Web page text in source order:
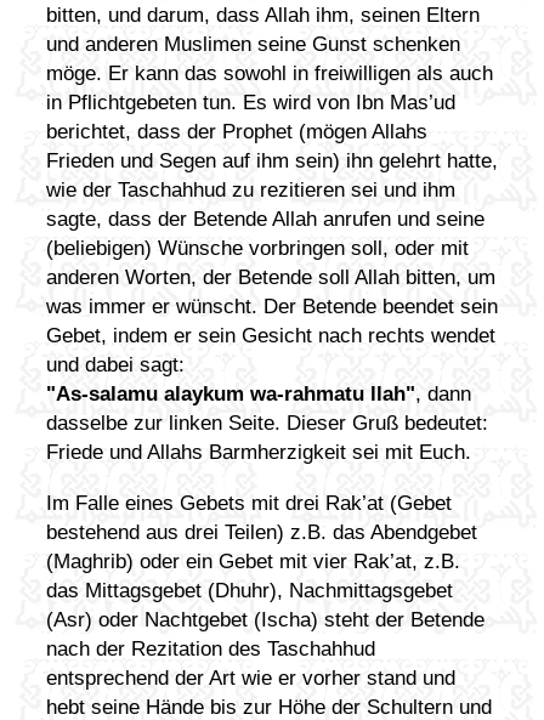
bitten, und darum, dass Allah ihm, seinen Eltern
und anderen Muslimen seine Gunst schenken
möge. Er kann das sowohl in freiwilligen als auch
in Pflichtgebeten tun. Es wird von Ibn Mas’ud
berichtet, dass der Prophet (mögen Allahs
Frieden und Segen auf ihm sein) ihn gelehrt hatte,
wie der Taschahhud zu rezitieren sei und ihm
sagte, dass der Betende Allah anrufen und seine
(beliebigen) Wünsche vorbringen soll, oder mit
anderen Worten, der Betende soll Allah bitten, um
was immer er wünscht. Der Betende beendet sein
Gebet, indem er sein Gesicht nach rechts wendet
und dabei sagt:
"As-salamu alaykum wa-rahmatu llah", dann
dasselbe zur linken Seite. Dieser Gruß bedeutet:
Friede und Allahs Barmherzigkeit sei mit Euch.
Im Falle eines Gebets mit drei Rak’at (Gebet
bestehend aus drei Teilen) z.B. das Abendgebet
(Maghrib) oder ein Gebet mit vier Rak’at, z.B.
das Mittagsgebet (Dhuhr), Nachmittagsgebet
(Asr) oder Nachtgebet (Ischa) steht der Betende
nach der Rezitation des Taschahhud
entsprechend der Art wie er vorher stand und
hebt seine Hände bis zur Höhe der Schultern und